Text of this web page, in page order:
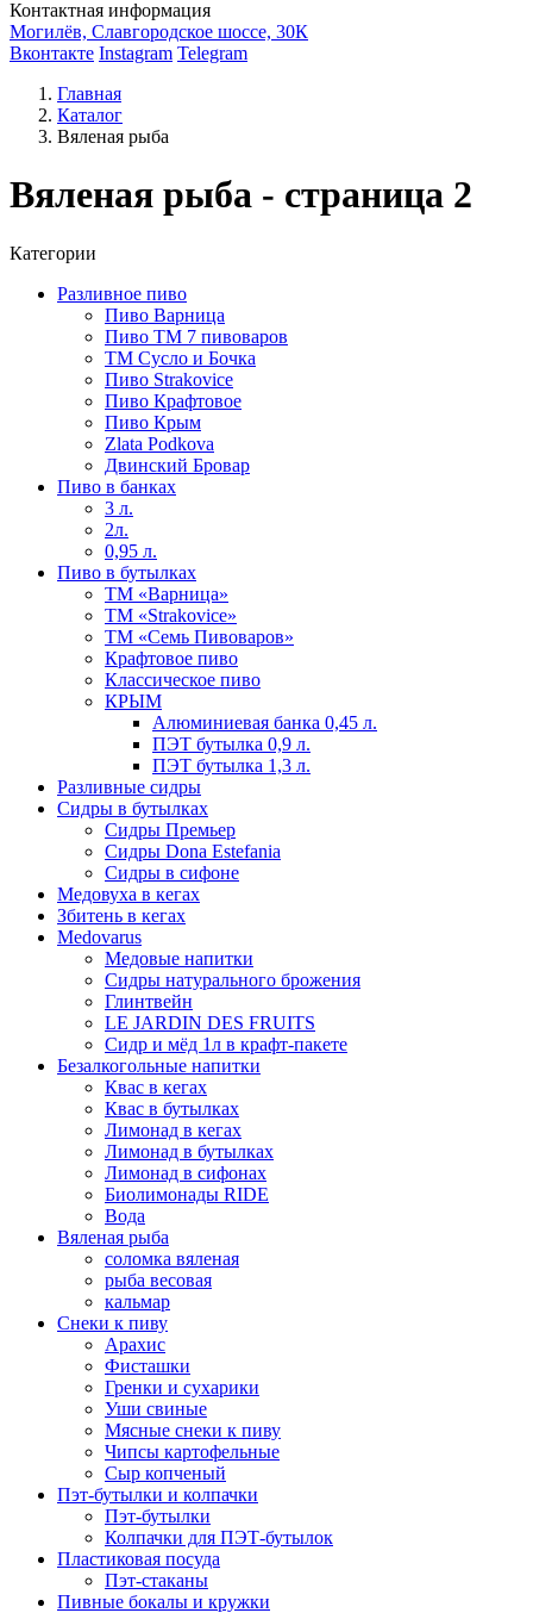
Контактная информация
Могилёв, Славгородское шоссе, 30К
Вконтакте Instagram Telegram
Главная
Каталог
Вяленая рыба
Вяленая рыба - страница 2
Категории
Разливное пиво
Пиво Варница
Пиво ТМ 7 пивоваров
ТМ Сусло и Бочка
Пиво Strakovice
Пиво Крафтовое
Пиво Крым
Zlata Podkova
Двинский Бровар
Пиво в банках
3 л.
2л.
0,95 л.
Пиво в бутылках
ТМ «Варница»
ТМ «Strakovice»
ТМ «Семь Пивоваров»
Крафтовое пиво
Классическое пиво
КРЫМ
Алюминиевая банка 0,45 л.
ПЭТ бутылка 0,9 л.
ПЭТ бутылка 1,3 л.
Разливные сидры
Сидры в бутылках
Сидры Премьер
Сидры Dona Estefania
Сидры в сифоне
Медовуха в кегах
Збитень в кегах
Medovarus
Медовые напитки
Сидры натурального брожения
Глинтвейн
LE JARDIN DES FRUITS
Сидр и мёд 1л в крафт-пакете
Безалкогольные напитки
Квас в кегах
Квас в бутылках
Лимонад в кегах
Лимонад в бутылках
Лимонад в сифонах
Биолимонады RIDE
Вода
Вяленая рыба
соломка вяленая
рыба весовая
кальмар
Снеки к пиву
Арахис
Фисташки
Гренки и сухарики
Уши свиные
Мясные снеки к пиву
Чипсы картофельные
Сыр копченый
Пэт-бутылки и колпачки
Пэт-бутылки
Колпачки для ПЭТ-бутылок
Пластиковая посуда
Пэт-стаканы
Пивные бокалы и кружки